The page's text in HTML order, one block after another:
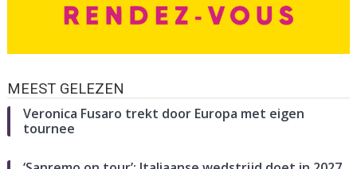
MEEST GELEZEN
Veronica Fusaro trekt door Europa met eigen
tournee